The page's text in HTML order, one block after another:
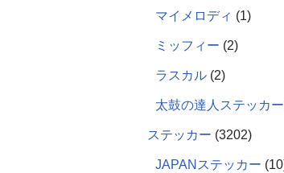
マイメロディ 1
ミッフィー 2
ラスカル 2
太鼓の達人ステッカー
ステッカー 3202
JAPANステッカー 10